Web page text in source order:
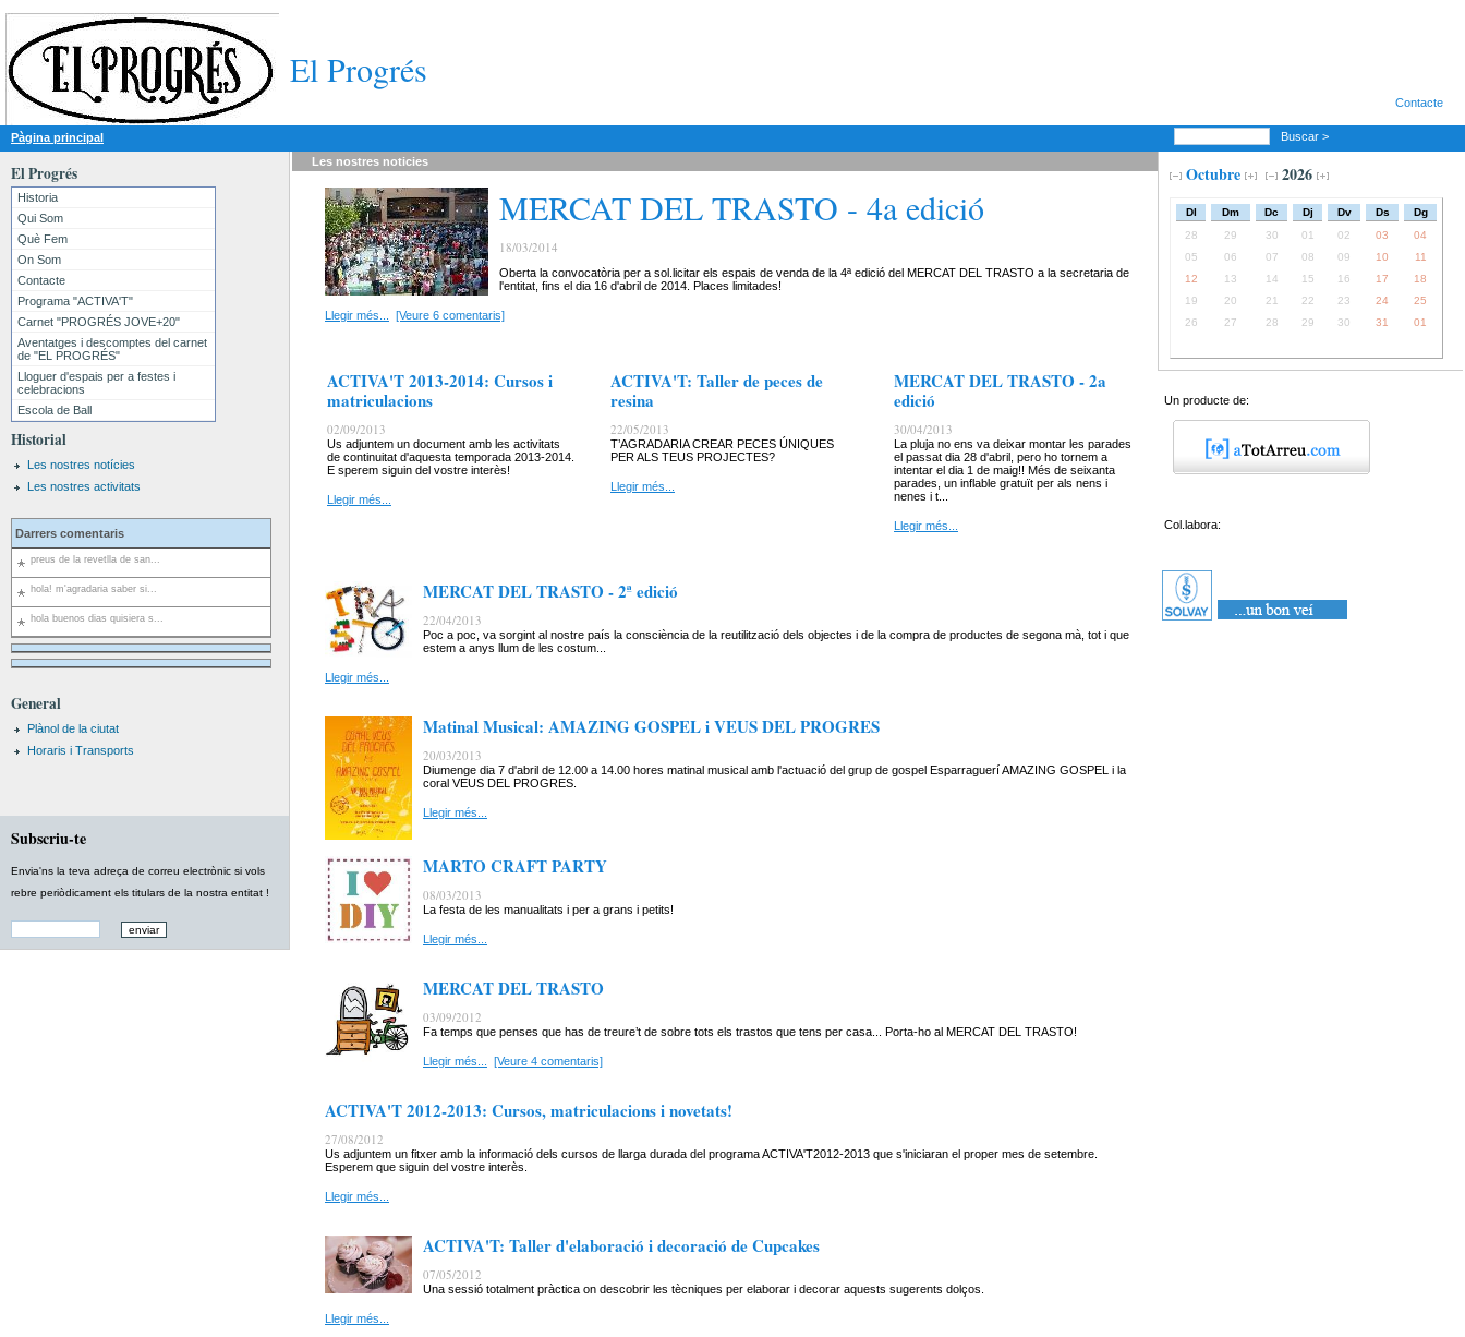
El Progrés
Contacte
Pàgina principal Buscar >
El Progrés
Historia
Qui Som
Què Fem
On Som
Contacte
Programa "ACTIVA'T"
Carnet "PROGRÉS JOVE+20"
Aventatges i descomptes del carnet
de "EL PROGRÉS"
Lloguer d'espais per a festes i
celebracions
Escola de Ball
Historial
Les nostres notícies
Les nostres activitats
Darrers comentaris
preus de la revetlla de san...
hola! m'agradaria saber si...
hola buenos dias quisiera s...
General
Plànol de la ciutat
Horaris i Transports
Subscriu-te
Envia'ns la teva adreça de correu electrònic si vols
rebre periòdicament els titulars de la nostra entitat !
Les nostres noticies
MERCAT DEL TRASTO - 4a edició
18/03/2014
Oberta la convocatòria per a sol.licitar els espais de venda de la 4ª edició del MERCAT DEL TRASTO a la secretaria de
l'entitat, fins el dia 16 d'abril de 2014. Places limitades!
Llegir més... [Veure 6 comentaris]
ACTIVA'T 2013-2014: Cursos i
matriculacions
02/09/2013
Us adjuntem un document amb les activitats
de continuitat d'aquesta temporada 2013-2014.
E sperem siguin del vostre interès!
Llegir més...
ACTIVA'T: Taller de peces de
resina
22/05/2013
T’AGRADARIA CREAR PECES ÚNIQUES
PER ALS TEUS PROJECTES?
Llegir més...
MERCAT DEL TRASTO - 2a
edició
30/04/2013
La pluja no ens va deixar montar les parades
el passat dia 28 d'abril, pero ho tornem a
intentar el dia 1 de maig!! Més de seixanta
parades, un inflable gratuït per als nens i
nenes i t...
Llegir més...
MERCAT DEL TRASTO - 2ª edició
22/04/2013
Poc a poc, va sorgint al nostre país la consciència de la reutilització dels objectes i de la compra de productes de segona mà, tot i que
estem a anys llum de les costum...
Llegir més...
Matinal Musical: AMAZING GOSPEL i VEUS DEL PROGRES
20/03/2013
Diumenge dia 7 d'abril de 12.00 a 14.00 hores matinal musical amb l'actuació del grup de gospel Esparraguerí AMAZING GOSPEL i la
coral VEUS DEL PROGRES.
Llegir més...
MARTO CRAFT PARTY
08/03/2013
La festa de les manualitats i per a grans i petits!
Llegir més...
MERCAT DEL TRASTO
03/09/2012
Fa temps que penses que has de treure’t de sobre tots els trastos que tens per casa... Porta-ho al MERCAT DEL TRASTO!
Llegir més... [Veure 4 comentaris]
ACTIVA'T 2012-2013: Cursos, matriculacions i novetats!
27/08/2012
Us adjuntem un fitxer amb la informació dels cursos de llarga durada del programa ACTIVA'T2012-2013 que s'iniciaran el proper mes de setembre.
Esperem que siguin del vostre interès.
Llegir més...
ACTIVA'T: Taller d'elaboració i decoració de Cupcakes
07/05/2012
Una sessió totalment pràctica on descobrir les tècniques per elaborar i decorar aquests sugerents dolços.
Llegir més...
Octubre 2026
Dl Dm Dc Dj Dv Ds
Dg
28
29 30 01 02 03
04
05
06 07 08 09 10
11
12
13 14 15 16 17
18
19
20 21 22 23 24
25
26
27 28 29 30 31 01
Un producte de:
Col.labora: